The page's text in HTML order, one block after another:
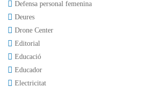
Defensa personal femenina
Deures
Drone Center
Editorial
Educació
Educador
Electricitat